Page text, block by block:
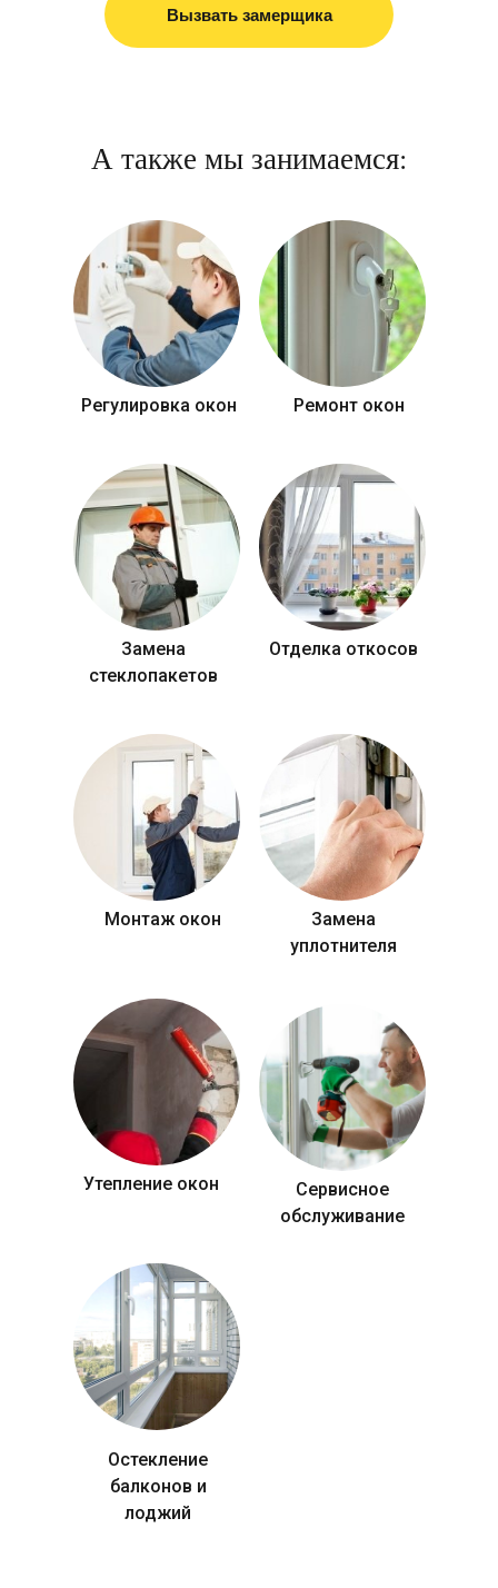
Вызвать замерщика
А также мы занимаемся:
Регулировка окон Ремонт окон
Замена
стеклопакетов
Отделка откосов
Монтаж окон
Замена
уплотнителя
Утепление окон
Сервисное
обслуживание
Остекление
балконов и
лоджий